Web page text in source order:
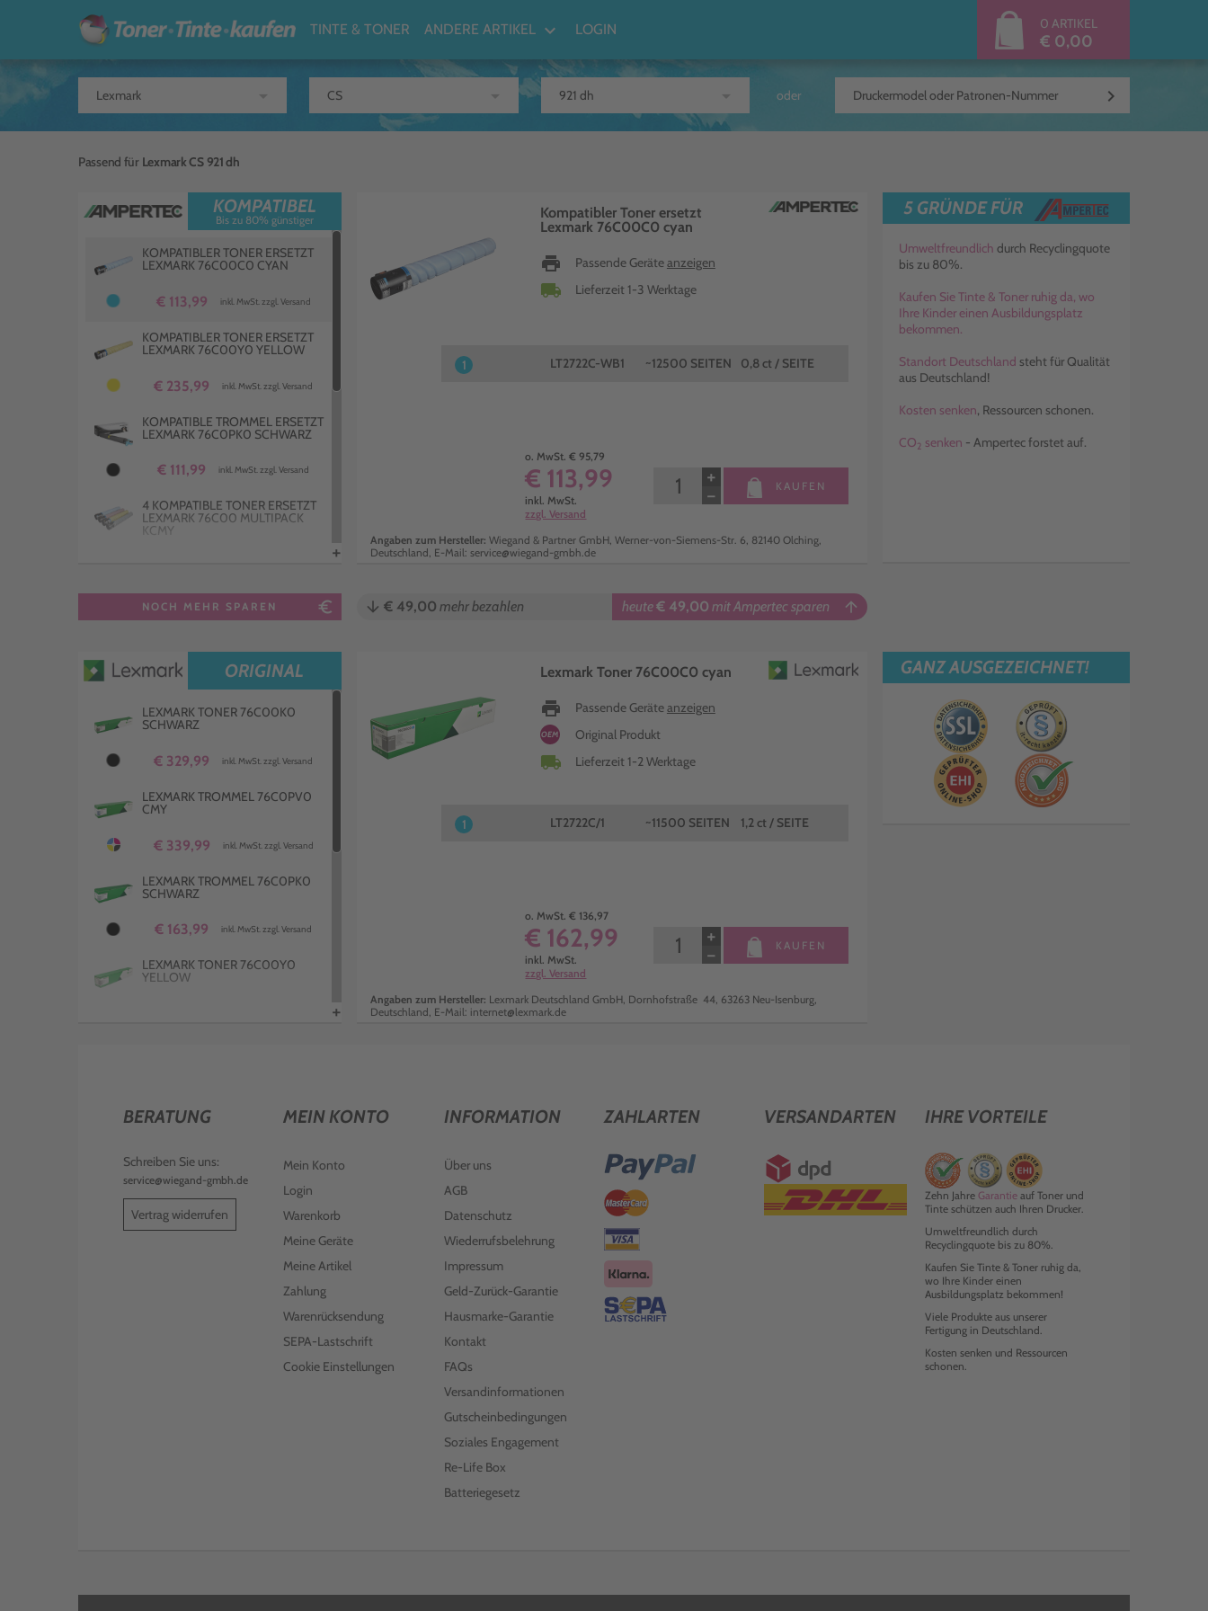
TINTE & TONER ANDERE ARTIKEL keyboard_arrow_down LOGIN 0 ARTIKEL
€ 0,00
oder keyboard_arrow_right
Passend für Lexmark CS 921 dh
KOMPATIBEL
Bis zu 80% günstiger
KOMPATIBLER TONER ERSETZT
LEXMARK 76C00C0 CYAN
€ 113,99 inkl. MwSt. zzgl. Versand
KOMPATIBLER TONER ERSETZT
LEXMARK 76C00Y0 YELLOW
€ 235,99 inkl. MwSt. zzgl. Versand
KOMPATIBLE TROMMEL ERSETZT
LEXMARK 76C0PK0 SCHWARZ
€ 111,99 inkl. MwSt. zzgl. Versand
4 KOMPATIBLE TONER ERSETZT
LEXMARK 76C00 MULTIPACK
KCMY
KOMPATIBLER TONER ERSETZT
LEXMARK 76C00M0 MAGENTA
KOMPATIBLER TONER ERSETZT
LEXMARK 76C00K0 SCHWARZ
€ 230,99
KOMPATIBLE TROMMEL ERSETZT
€ 237,99
+
Kompatibler Toner ersetzt
Lexmark 76C00C0 cyan
print Passende Geräteanzeigen
local_shipping Lieferzeit 1-3 Werktage
1 LT2722C-WB1 ~12500 SEITEN 0,8 ct / SEITE
o. MwSt. € 95,79
€ 113,99
inkl. MwSt.
zzgl. Versand
−
+ KAUFEN
Angaben zum Hersteller: Wiegand & Partner GmbH, Werner-von-Siemens-Str. 6, 82140 Olching,
Deutschland, E-Mail: service@wiegand-gmbh.de
5 GRÜNDE FÜR
Umweltfreundlich durch Recyclingquote
bis zu 80%.
Kaufen Sie Tinte & Toner ruhig da, wo
Ihre Kinder einen Ausbildungsplatz
bekommen.
Standort Deutschland steht für Qualität
aus Deutschland!
Kosten senken, Ressourcen schonen.
CO2 senken - Ampertec forstet auf.
NOCH MEHR SPAREN euro_symbol arrow_downward € 49,00 mehr bezahlen heute€ 49,00 mit Ampertec sparen arrow_upward
ORIGINAL
LEXMARK TONER 76C00K0
SCHWARZ
€ 329,99 inkl. MwSt. zzgl. Versand
LEXMARK TROMMEL 76C0PV0
CMY
€ 339,99 inkl. MwSt. zzgl. Versand
LEXMARK TROMMEL 76C0PK0
SCHWARZ
€ 163,99 inkl. MwSt. zzgl. Versand
LEXMARK TONER 76C00Y0
YELLOW
€ 162,99 inkl. MwSt. zzgl. Versand
LEXMARK TONER 76C00C0
CYAN
inkl. MwSt. zzgl. Versand
+
Lexmark Toner 76C00C0 cyan
print Passende Geräteanzeigen
OEM Original Produkt
local_shipping Lieferzeit 1-2 Werktage
1 LT2722C/1 ~11500 SEITEN 1,2 ct / SEITE
o. MwSt. € 136,97
€ 162,99
inkl. MwSt.
zzgl. Versand
−
+ KAUFEN
Angaben zum Hersteller: Lexmark Deutschland GmbH, Dornhofstraße 44, 63263 Neu-Isenburg,
Deutschland, E-Mail: internet@lexmark.de
GANZ AUSGEZEICHNET!
BERATUNG
Schreiben Sie uns:
service@wiegand-gmbh.de
Vertrag widerrufen
MEIN KONTO
Mein Konto
Login
Warenkorb
Meine Geräte
Meine Artikel
Zahlung
Warenrücksendung
SEPA-Lastschrift
Cookie Einstellungen
INFORMATION
Über uns
AGB
Datenschutz
Wiederrufsbelehrung
Impressum
Geld-Zurück-Garantie
Hausmarke-Garantie
Kontakt
FAQs
Versandinformationen
Gutscheinbedingungen
Soziales Engagement
Re-Life Box
Batteriegesetz
ZAHLARTEN VERSANDARTEN IHRE VORTEILE
Zehn Jahre Garantieauf Toner und
Tinte schützen auch Ihren Drucker.
Umweltfreundlich durch
Recyclingquote bis zu 80%.
Kaufen Sie Tinte & Toner ruhig da,
wo Ihre Kinder einen
Ausbildungsplatz bekommen!
Viele Produkte aus unserer
Fertigung in Deutschland.
Kosten senken und Ressourcen
schonen.